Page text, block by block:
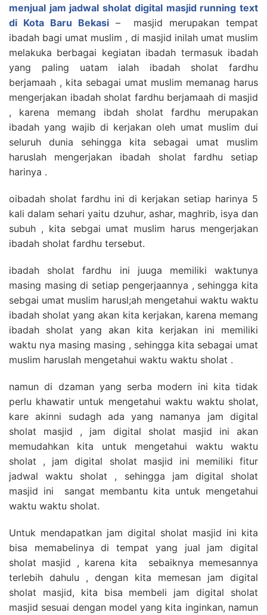
menjual jam jadwal sholat digital masjid running text
di Kota Baru Bekasi – masjid merupakan tempat
ibadah bagi umat muslim , di masjid inilah umat muslim
melakuka berbagai kegiatan ibadah termasuk ibadah
yang paling uatam ialah ibadah sholat fardhu
berjamaah , kita sebagai umat muslim memanag harus
mengerjakan ibadah sholat fardhu berjamaah di masjid
, karena memang ibdah sholat fardhu merupakan
ibadah yang wajib di kerjakan oleh umat muslim dui
seluruh dunia sehingga kita sebagai umat muslim
haruslah mengerjakan ibadah sholat fardhu setiap
harinya .
oibadah sholat fardhu ini di kerjakan setiap harinya 5
kali dalam sehari yaitu dzuhur, ashar, maghrib, isya dan
subuh , kita sebgai umat muslim harus mengerjakan
ibadah sholat fardhu tersebut.
ibadah sholat fardhu ini juuga memiliki waktunya
masing masing di setiap pengerjaannya , sehingga kita
sebgai umat muslim harusl;ah mengetahui waktu waktu
ibadah sholat yang akan kita kerjakan, karena memang
ibadah sholat yang akan kita kerjakan ini memiliki
waktu nya masing masing , sehingga kita sebagai umat
muslim haruslah mengetahui waktu waktu sholat .
namun di dzaman yang serba modern ini kita tidak
perlu khawatir untuk mengetahui waktu waktu sholat,
kare akinni sudagh ada yang namanya jam digital
sholat masjid , jam digital sholat masjid ini akan
memudahkan kita untuk mengetahui waktu waktu
sholat , jam digital sholat masjid ini memiliki fitur
jadwal waktu sholat , sehingga jam digital sholat
masjid ini sangat membantu kita untuk mengetahui
waktu waktu sholat.
Untuk mendapatkan jam digital sholat masjid ini kita
bisa memabelinya di tempat yang jual jam digital
sholat masjid , karena kita sebaiknya memesannya
terlebih dahulu , dengan kita memesan jam digital
sholat masjid, kita bisa membeli jam digital sholat
masjid sesuai dengan model yang kita inginkan, namun